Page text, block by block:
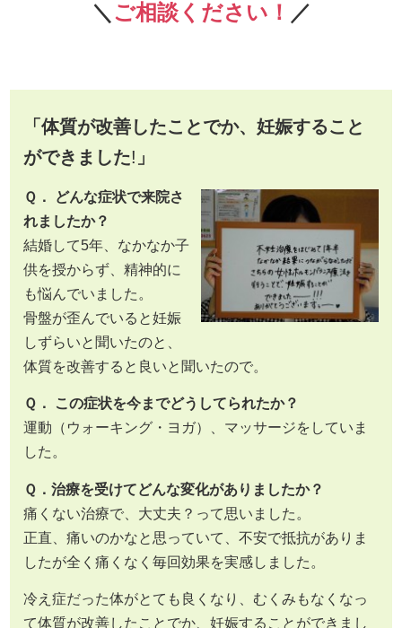
＼ ご相談ください！ ／
「体質が改善したことでか、妊娠すること
ができました! 」
Ｑ． どんな症状で来院さ
れましたか？
結婚して5年、なかなか子
供を授からず、精神的に
も悩んでいました。
骨盤が歪んでいると妊娠
しずらいと聞いたのと、
体質を改善すると良いと聞いたので。
Ｑ． この症状を今までどうしてられたか？
運動（ウォーキング・ヨガ）、マッサージをしていま
した。
Ｑ．治療を受けてどんな変化がありましたか？
痛くない治療で、大丈夫？って思いました。
正直、痛いのかなと思っていて、不安で抵抗がありま
したが全く痛くなく毎回効果を実感しました。
冷え症だった体がとても良くなり、むくみもなくなっ
て体質が改善したことでか、妊娠することができまし